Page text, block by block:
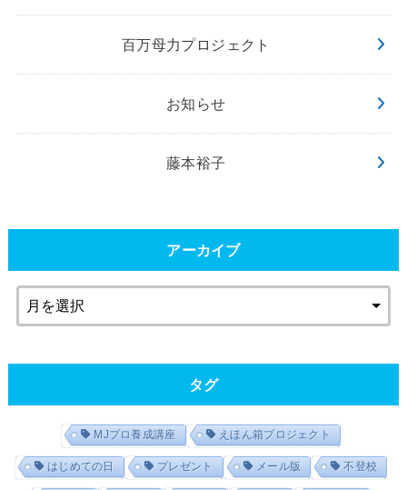
百万母力プロジェクト
お知らせ
藤本裕子
アーカイブ
タグ
MJプロ養成講座 えほん箱プロジェクト
はじめての日 プレゼント メール版 不登校